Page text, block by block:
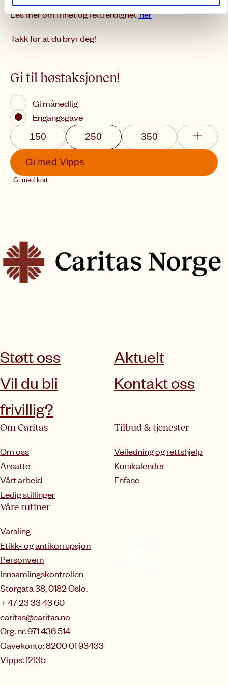
Les mer om frihet og rettferdighether
Takk for at du bryr deg!
Gi til høstaksjonen!
Gi månedlig
Engangsgave
150 250 350
Gi med Vipps
Gi med kort
Støtt oss
Aktuelt
Vil du bli
frivillig?
Kontakt oss
Om Caritas
Om oss
Ansatte
Vårt arbeid
Ledig stillinger
Tilbud & tjenester
Veiledning og rettshjelp
Kurskalender
Enfase
Våre rutiner
Varsling
Etikk- og antikorrupsjon
Personvern
Innsamlingskontrollen
Storgata 38, 0182 Oslo.
+ 47 23 33 43 60
caritas@caritas.no
Org. nr. 971 436 514
Gavekonto: 8200 01 93433
Vipps: 12135